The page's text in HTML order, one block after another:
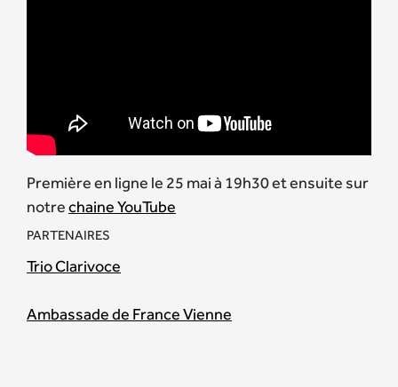
Première en ligne le 25 mai à 19h30 et ensuite sur
notrechaine YouTube
PARTENAIRES
Trio Clarivoce
Ambassade de France Vienne